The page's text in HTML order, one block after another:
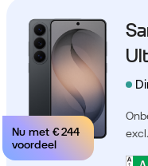
Nu met € 244
voordeel